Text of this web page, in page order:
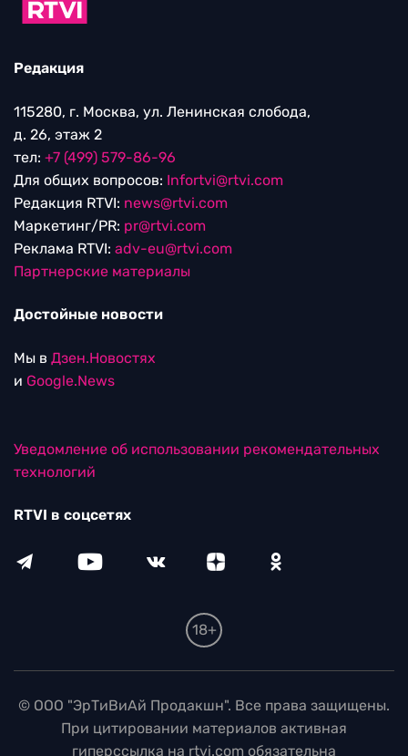
Редакция
115280, г. Москва, ул. Ленинская слобода,
д. 26, этаж 2
тел: +7 (499) 579-86-96
Для общих вопросов: Infortvi@rtvi.com
Редакция RTVI: news@rtvi.com
Маркетинг/PR: pr@rtvi.com
Реклама RTVI: adv-eu@rtvi.com
Партнерские материалы
Достойные новости
Мы в Дзен.Новостях
и Google.News
Уведомление об использовании рекомендательных
технологий
RTVI в соцсетях
18+
© ООО "ЭрТиВиАй Продакшн". Все права защищены.
При цитировании материалов активная
гиперссылка на rtvi.com обязательна